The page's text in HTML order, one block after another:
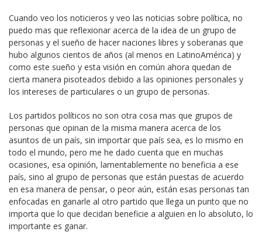
Cuando veo los noticieros y veo las noticias sobre política, no
puedo mas que reflexionar acerca de la idea de un grupo de
personas y el sueño de hacer naciones libres y soberanas que
hubo algunos cientos de años (al menos en LatinoAmérica) y
como este sueño y esta visión en común ahora quedan de
cierta manera pisoteados debido a las opiniones personales y
los intereses de particulares o un grupo de personas.
Los partidos políticos no son otra cosa mas que grupos de
personas que opinan de la misma manera acerca de los
asuntos de un país, sin importar que país sea, es lo mismo en
todo el mundo, pero me he dado cuenta que en muchas
ocasiones, esa opinión, lamentablemente no beneficia a ese
país, sino al grupo de personas que están puestas de acuerdo
en esa manera de pensar, o peor aún, están esas personas tan
enfocadas en ganarle al otro partido que llega un punto que no
importa que lo que decidan beneficie a alguien en lo absoluto, lo
importante es ganar.